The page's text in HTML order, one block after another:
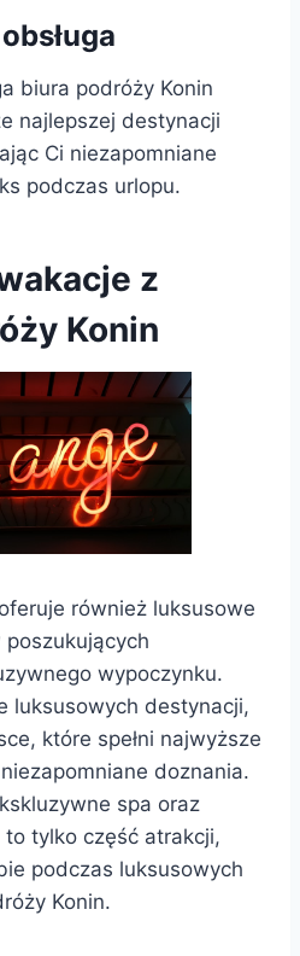
biura podróży Konin
najlepszej destynacji
Ci niezapomniane
podczas urlopu.
z
Konin
również luksusowe
wypoczynku.
luksusowych destynacji,
które spełni najwyższe
doznania.
spa oraz
to tylko część atrakcji,
podczas luksusowych
Konin.